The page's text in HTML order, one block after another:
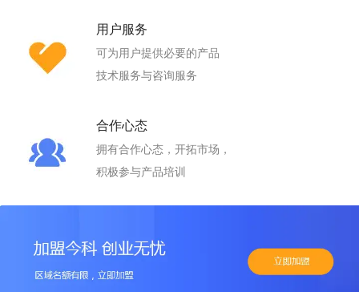
用户服务
可为用户提供必要的产品
技术服务与咨询服务
合作心态
拥有合作心态，开拓市场，
积极参与产品培训